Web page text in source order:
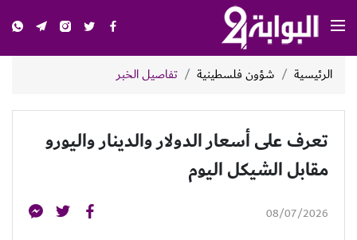
الرئيسية شؤون فلسطينية تفاصيل الخبر
تعرف على أسعار الدولار والدينار واليورو
مقابل الشيكل اليوم
08/07/2026